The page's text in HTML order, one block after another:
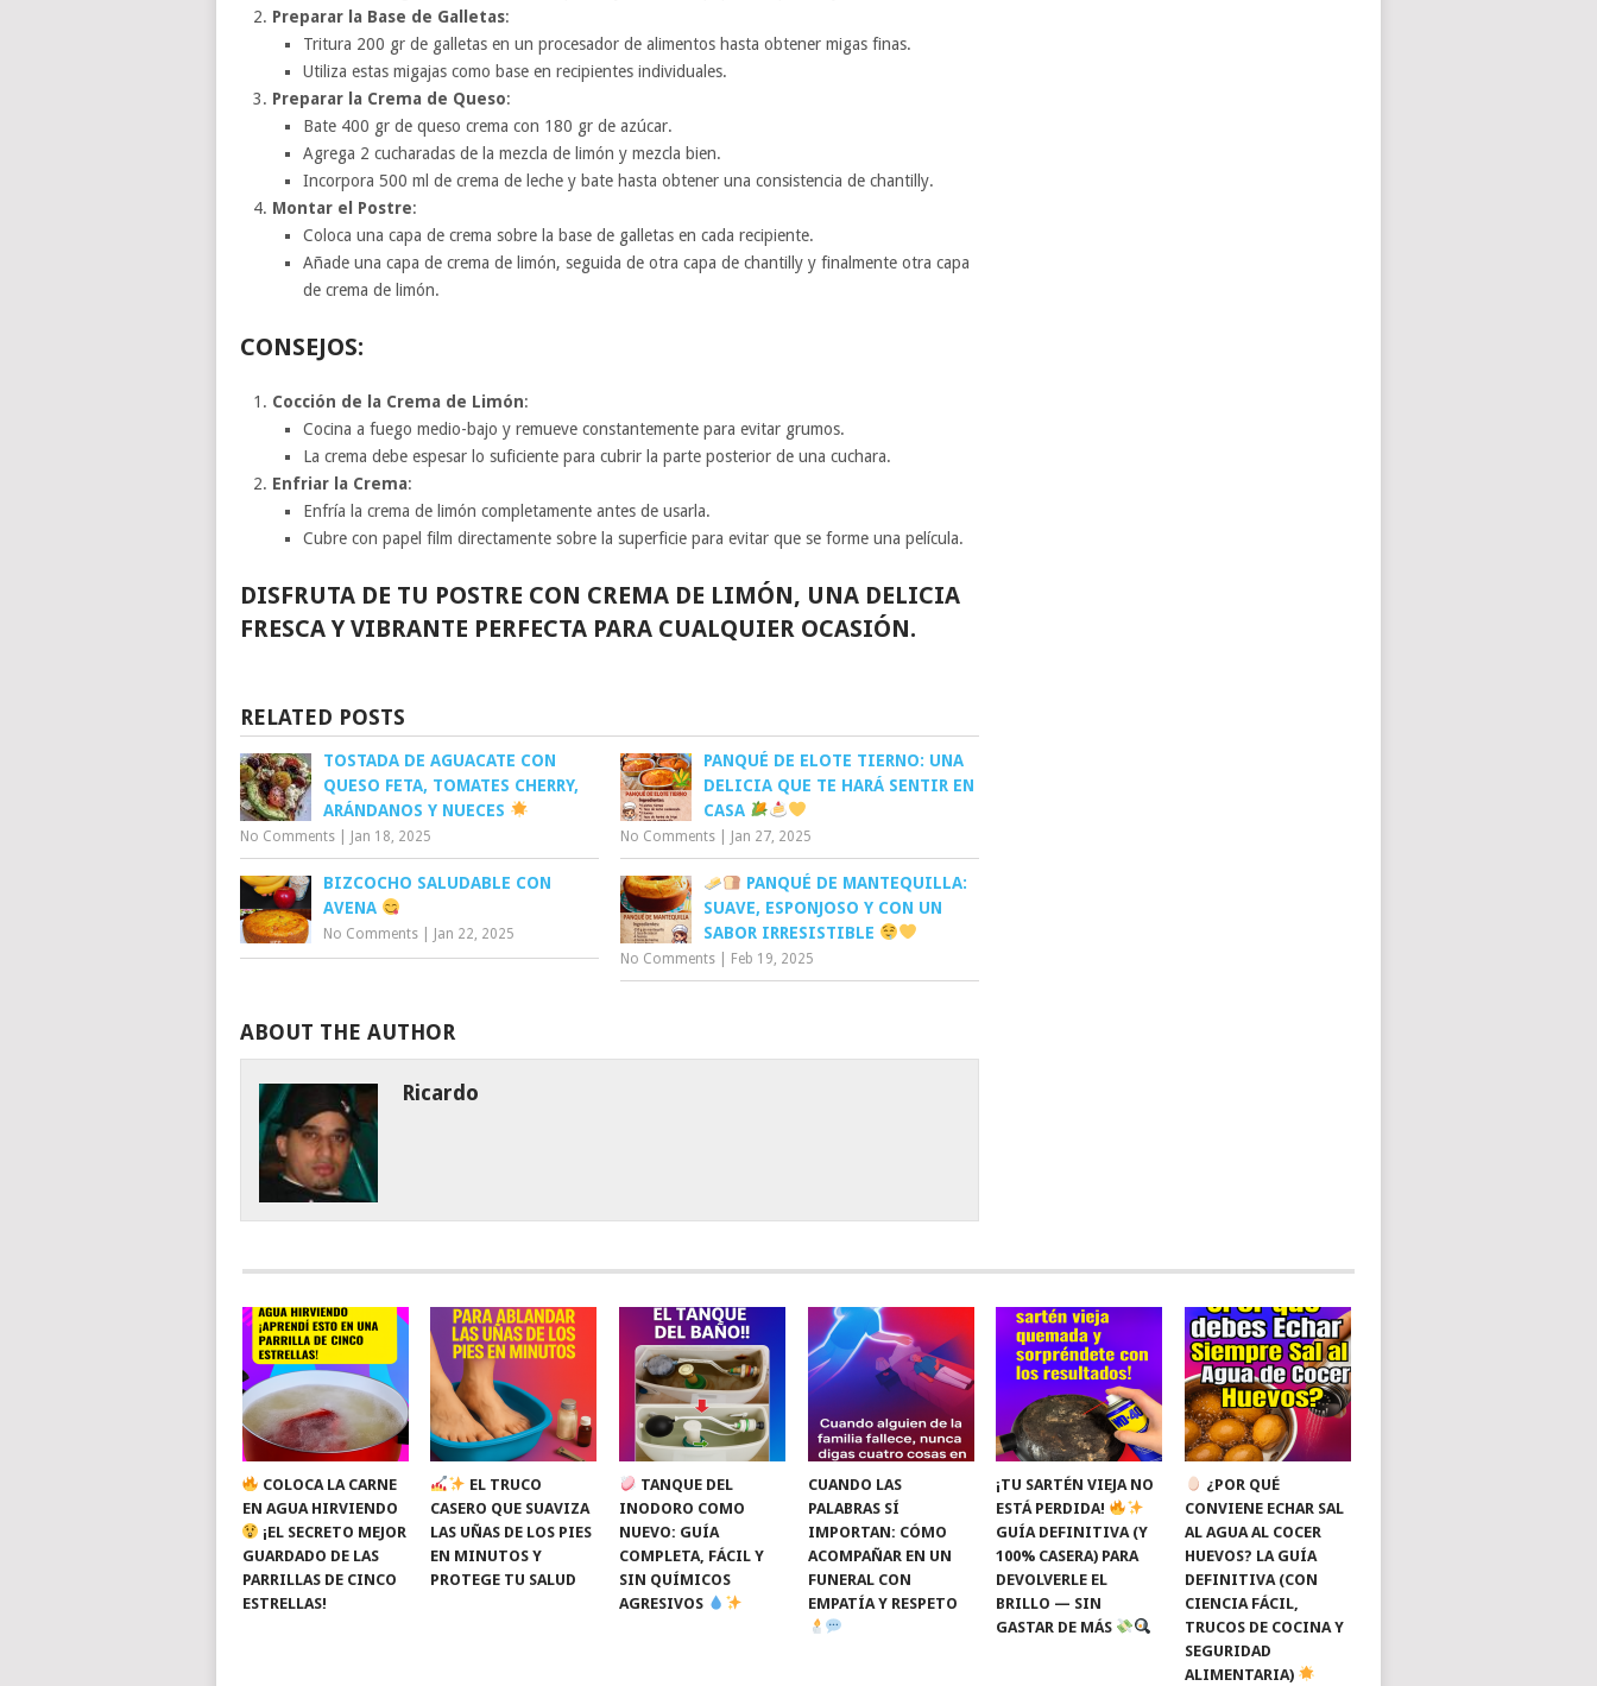
Preparar la Base de Galletas:
Tritura 200 gr de galletas en un procesador de alimentos hasta obtener migas finas.
Utiliza estas migajas como base en recipientes individuales.
Preparar la Crema de Queso:
Bate 400 gr de queso crema con 180 gr de azúcar.
Agrega 2 cucharadas de la mezcla de limón y mezcla bien.
Incorpora 500 ml de crema de leche y bate hasta obtener una consistencia de chantilly.
Montar el Postre:
Coloca una capa de crema sobre la base de galletas en cada recipiente.
Añade una capa de crema de limón, seguida de otra capa de chantilly y finalmente otra capa
de crema de limón.
CONSEJOS:
Cocción de la Crema de Limón:
Cocina a fuego medio-bajo y remueve constantemente para evitar grumos.
La crema debe espesar lo suficiente para cubrir la parte posterior de una cuchara.
Enfriar la Crema:
Enfría la crema de limón completamente antes de usarla.
Cubre con papel film directamente sobre la superficie para evitar que se forme una película.
DISFRUTA DE TU POSTRE CON CREMA DE LIMÓN, UNA DELICIA
FRESCA Y VIBRANTE PERFECTA PARA CUALQUIER OCASIÓN.
RELATED POSTS
TOSTADA DE AGUACATE CON
QUESO FETA, TOMATES CHERRY,
ARÁNDANOS Y NUECES
No Comments Jan 18, 2025
PANQUÉ DE ELOTE TIERNO: UNA
DELICIA QUE TE HARÁ SENTIR EN
CASA
No Comments Jan 27, 2025
BIZCOCHO SALUDABLE CON
AVENA
No Comments Jan 22, 2025
PANQUÉ DE MANTEQUILLA:
SUAVE, ESPONJOSO Y CON UN
SABOR IRRESISTIBLE
No Comments Feb 19, 2025
ABOUT THE AUTHOR
Ricardo
COLOCA LA CARNE
EN AGUA HIRVIENDO
¡EL SECRETO MEJOR
GUARDADO DE LAS
PARRILLAS DE CINCO
ESTRELLAS!
EL TRUCO
CASERO QUE SUAVIZA
LAS UÑAS DE LOS PIES
EN MINUTOS Y
PROTEGE TU SALUD
TANQUE DEL
INODORO COMO
NUEVO: GUÍA
COMPLETA, FÁCIL Y
SIN QUÍMICOS
AGRESIVOS
CUANDO LAS
PALABRAS SÍ
IMPORTAN: CÓMO
ACOMPAÑAR EN UN
FUNERAL CON
EMPATÍA Y RESPETO
¡TU SARTÉN VIEJA NO
ESTÁ PERDIDA!
GUÍA DEFINITIVA (Y
100% CASERA) PARA
DEVOLVERLE EL
BRILLO — SIN
GASTAR DE MÁS
¿POR QUÉ
CONVIENE ECHAR SAL
AL AGUA AL COCER
HUEVOS? LA GUÍA
DEFINITIVA (CON
CIENCIA FÁCIL,
TRUCOS DE COCINA Y
SEGURIDAD
ALIMENTARIA)